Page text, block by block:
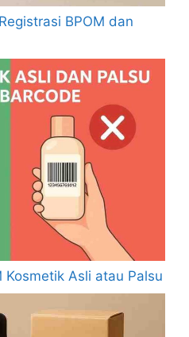
BPOM dan
Kosmetik Asli atau Palsu